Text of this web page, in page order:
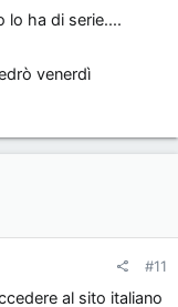
lo ha di serie....
venerdì
#11
al sito italiano